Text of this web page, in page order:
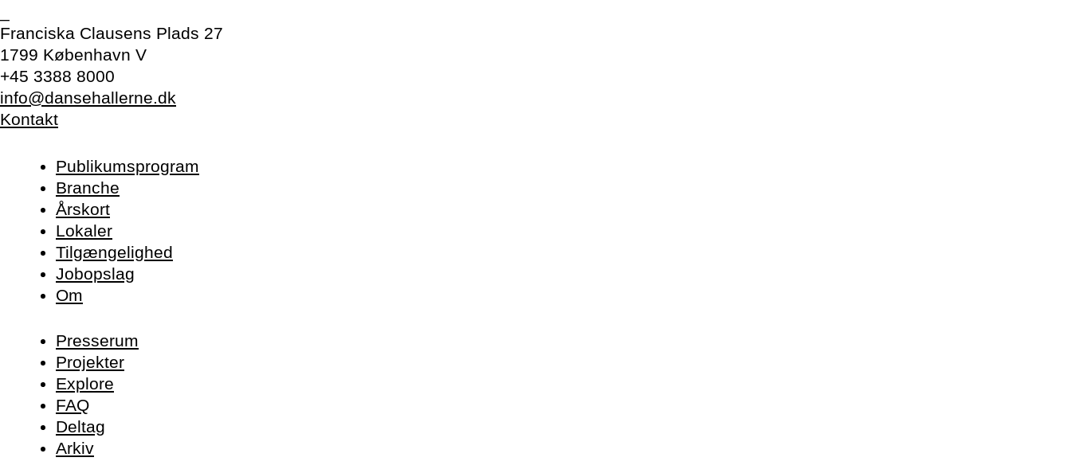
Franciska Clausens Plads 27
1799 København V
+45 3388 8000
info@dansehallerne.dk
Kontakt
Publikums­program
Branche
Årskort
Lokaler
Tilgængelighed
Jobopslag
Om
Presserum
Projekter
Explore
FAQ
Deltag
Arkiv